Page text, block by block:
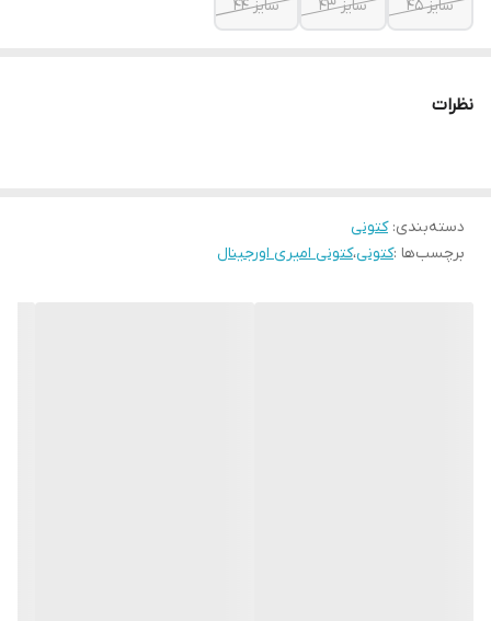
سایز ۴۵ سایز ۴۳ سایز ۴۴
نظرات
دسته‌بندی:کتونی
برچسب‌ها :کتونی،کتونی امیری اورجینال